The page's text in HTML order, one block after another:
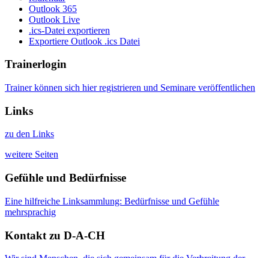
Outlook 365
Outlook Live
.ics-Datei exportieren
Exportiere Outlook .ics Datei
Trainerlogin
Trainer können sich hier registrieren und Seminare veröffentlichen
Links
zu den Links
weitere Seiten
Gefühle und Bedürfnisse
Eine hilfreiche Linksammlung: Bedürfnisse und Gefühle
mehrsprachig
Kontakt zu D-A-CH